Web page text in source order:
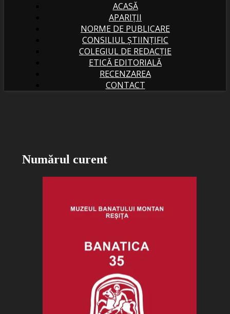
ACASĂ
APARIȚII
NORME DE PUBLICARE
CONSILIUL ȘTIINȚIFIC
COLEGIUL DE REDACȚIE
ETICĂ EDITORIALĂ
RECENZAREA
CONTACT
Numărul curent